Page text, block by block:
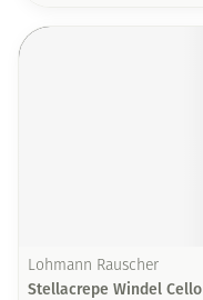
Lohmann Rauscher
Stellacrepe Windel Cello